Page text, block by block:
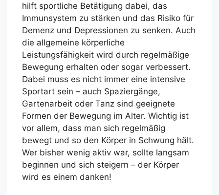
hilft sportliche Betätigung dabei, das
Immunsystem zu stärken und das Risiko für
Demenz und Depressionen zu senken. Auch
die allgemeine körperliche
Leistungsfähigkeit wird durch regelmäßige
Bewegung erhalten oder sogar verbessert.
Dabei muss es nicht immer eine intensive
Sportart sein – auch Spaziergänge,
Gartenarbeit oder Tanz sind geeignete
Formen der Bewegung im Alter. Wichtig ist
vor allem, dass man sich regelmäßig
bewegt und so den Körper in Schwung hält.
Wer bisher wenig aktiv war, sollte langsam
beginnen und sich steigern – der Körper
wird es einem danken!